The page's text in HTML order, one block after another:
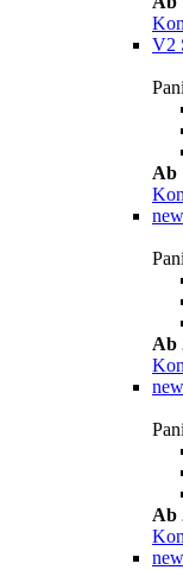
V2
Ab
new
Ab
new
Ab
new